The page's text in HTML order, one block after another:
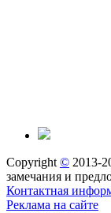
Copyright© 2013-
замечания и
Контактная
Реклама на сайте